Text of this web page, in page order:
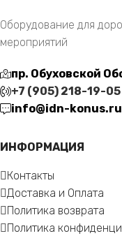
Оборудование для
мероприятий
пр. Обуховской
+7 (905) 218-19-05
info@idn-konus.ru
ИНФОРМАЦИЯ
Контакты
Доставка и Оплата
Политика возврата
Политика